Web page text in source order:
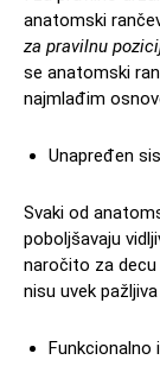
anatomski
za pravilnu
se anatomski
najmlađim
Unapređen
Svaki od
poboljšavaju
naročito za
nisu uvek